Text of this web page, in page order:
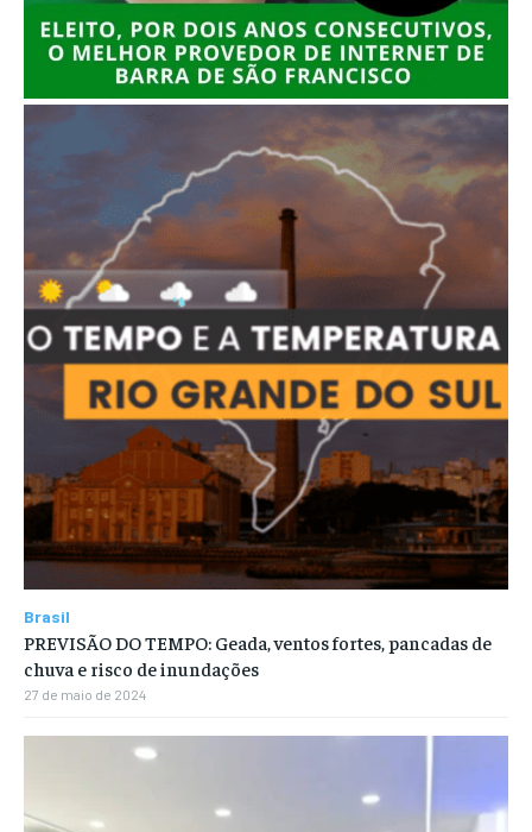
Brasil
PREVISÃO DO TEMPO: Geada, ventos fortes, pancadas de
chuva e risco de inundações
27 de maio de 2024